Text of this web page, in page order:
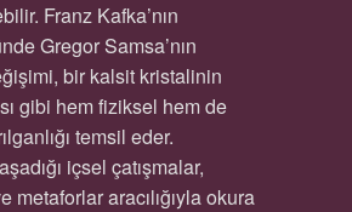
Franz Kafka’nın
Gregor Samsa’nın
bir kalsit kristalinin
gibi hem fiziksel hem de
temsil eder.
içsel çatışmalar,
metaforlar aracılığıyla okura